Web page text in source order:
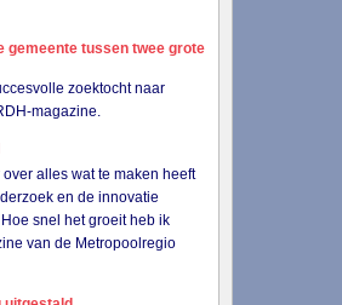
gemeente tussen twee grote
zoektocht naar
magazine.
alles wat te maken heeft
en de innovatie
snel het groeit heb ik
van de Metropoolregio